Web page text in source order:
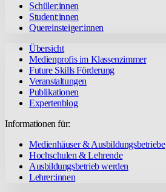
Schüler:innen
Student:innen
Quereinsteiger:innen
Übersicht
Medienprofis im Klassenzimmer
Future Skills Förderung
Veranstaltungen
Publikationen
Expertenblog
Informationen für:
Medienhäuser & Ausbildungsbetriebe
Hochschulen & Lehrende
Ausbildungsbetrieb werden
Lehrer:innen